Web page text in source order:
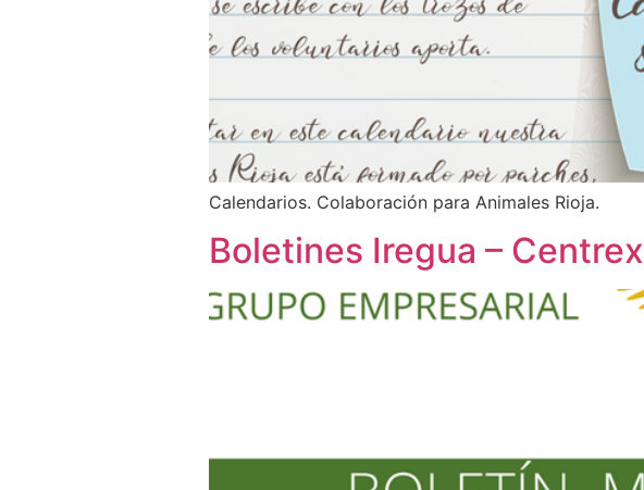
Calendarios. Colaboración para Animales Rioja.
Boletines Iregua – Centrex